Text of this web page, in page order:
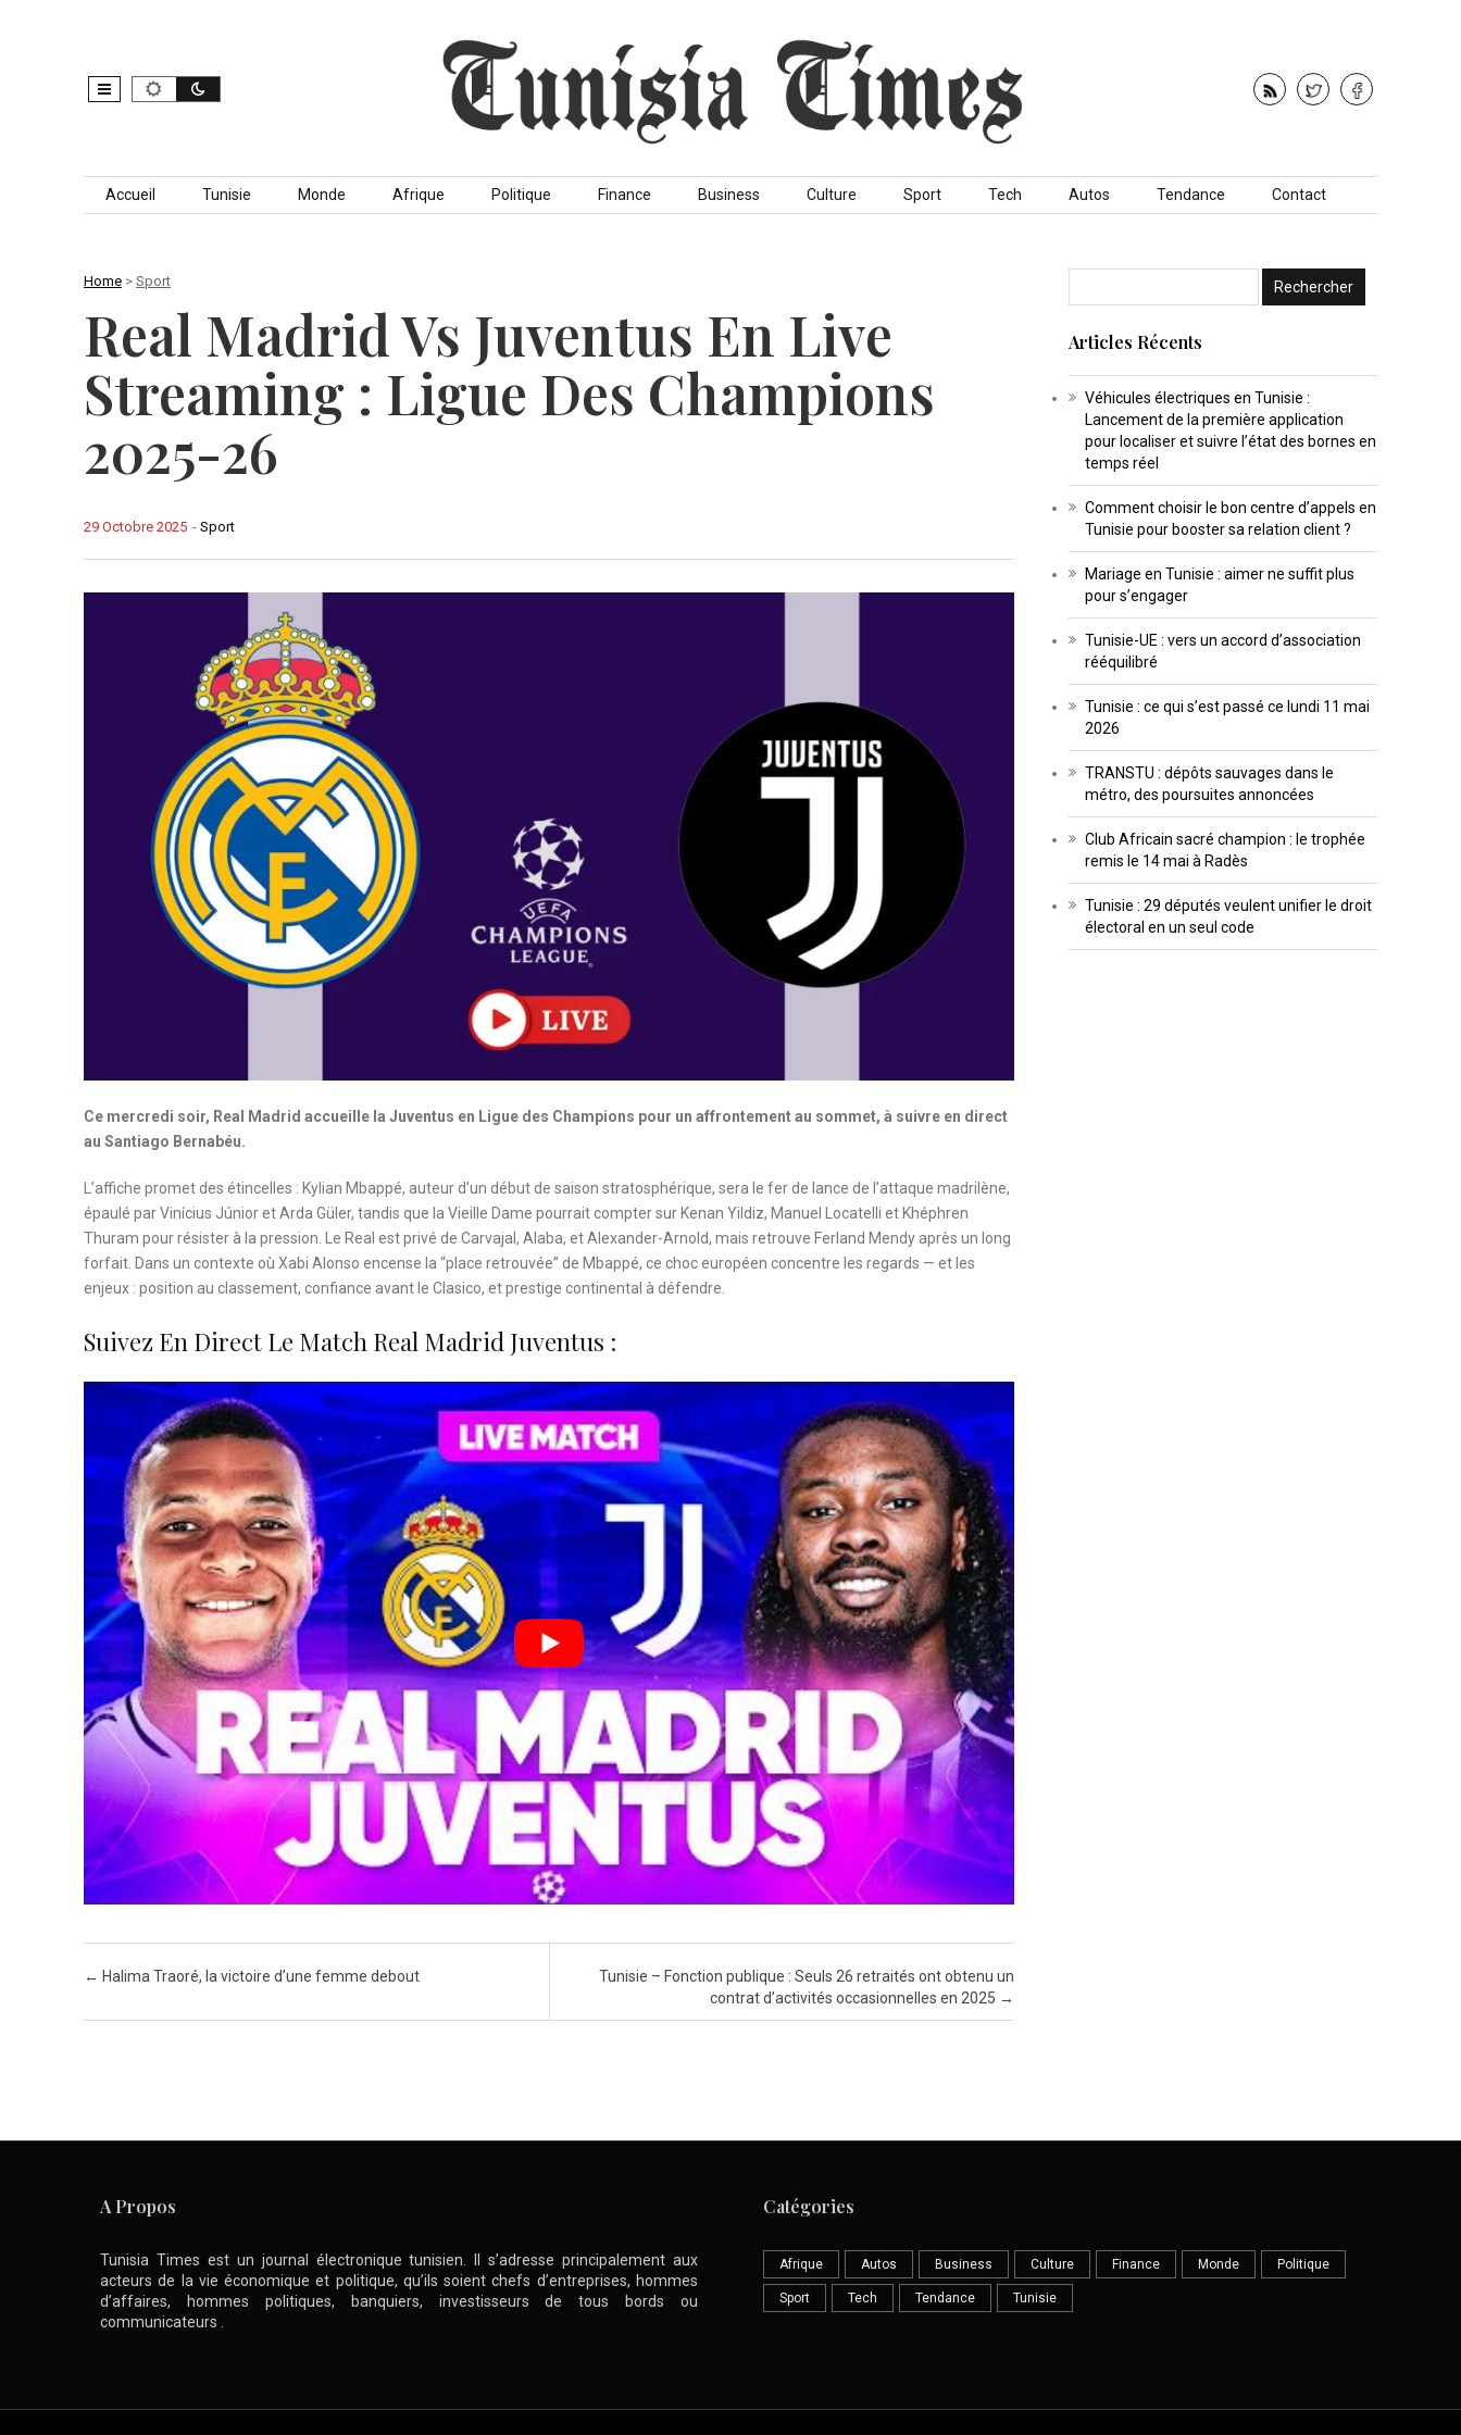
Skip to content
Accueil Tunisie Monde Afrique Politique Finance Business Culture Sport Tech Autos Tendance Contact
Home > Sport
Real Madrid Vs Juventus En Live
Streaming : Ligue Des Champions
2025-26
- Sport
29 Octobre 2025
Ce mercredi soir, Real Madrid accueille la Juventus en Ligue des Champions pour un affrontement au sommet, à suivre en direct
au Santiago Bernabéu.
L’affiche promet des étincelles : Kylian Mbappé, auteur d’un début de saison stratosphérique, sera le fer de lance de l’attaque madrilène,
épaulé par Vinícius Júnior et Arda Güler, tandis que la Vieille Dame pourrait compter sur Kenan Yildiz, Manuel Locatelli et Khéphren
Thuram pour résister à la pression. Le Real est privé de Carvajal, Alaba, et Alexander-Arnold, mais retrouve Ferland Mendy après un long
forfait. Dans un contexte où Xabi Alonso encense la “place retrouvée” de Mbappé, ce choc européen concentre les regards — et les
enjeux : position au classement, confiance avant le Clasico, et prestige continental à défendre.
Suivez En Direct Le Match Real Madrid Juventus :
Post navigation
← Halima Traoré, la victoire d’une femme debout
Tunisie – Fonction publique : Seuls 26 retraités ont obtenu un
contrat d’activités occasionnelles en 2025 →
Articles Récents
Véhicules électriques en Tunisie :
Lancement de la première application
pour localiser et suivre l’état des bornes en
temps réel
Comment choisir le bon centre d’appels en
Tunisie pour booster sa relation client ?
Mariage en Tunisie : aimer ne suffit plus
pour s’engager
Tunisie-UE : vers un accord d’association
rééquilibré
Tunisie : ce qui s’est passé ce lundi 11 mai
2026
TRANSTU : dépôts sauvages dans le
métro, des poursuites annoncées
Club Africain sacré champion : le trophée
remis le 14 mai à Radès
Tunisie : 29 députés veulent unifier le droit
électoral en un seul code
A Propos
Tunisia Times est un journal électronique tunisien. Il s’adresse principalement aux
acteurs de la vie économique et politique, qu’ils soient chefs d’entreprises, hommes
d’affaires, hommes politiques, banquiers, investisseurs de tous bords ou
communicateurs .
Catégories
Afrique Autos Business Culture Finance Monde Politique
Sport Tech Tendance Tunisie